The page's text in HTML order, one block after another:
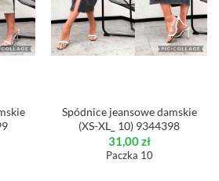
Spódnice jeansowe damskie
(XS-XL_ 10) 9344398
31,00zł
Paczka 10